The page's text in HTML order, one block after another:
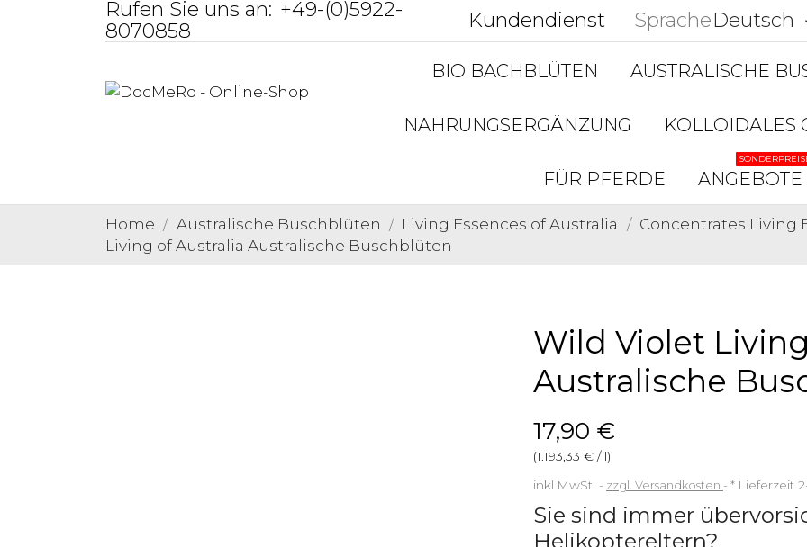
Rufen Sie uns an: +49-(0)5922-
8070858
Kundendienst SpracheDeutsch
BIO BACHBLÜTEN AUSTRALISCHE
NAHRUNGSERGÄNZUNG KOLLOIDALES
FÜR PFERDE ANGEBOTE
Home Australische Buschblüten Living Essences of Australia Concentrates Living
Living of Australia Australische Buschblüten
Wild Violet
Australische
17,90 €
(1.193,33 € / l)
inkl.MwSt.
zzgl. Versandkosten * Lieferzeit
Sie sind immer
Helikoptereltern?